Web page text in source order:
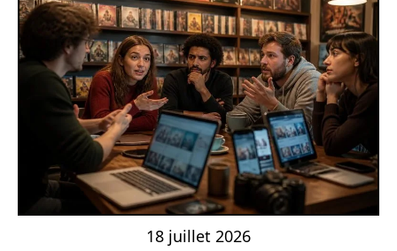
18 juillet 2026